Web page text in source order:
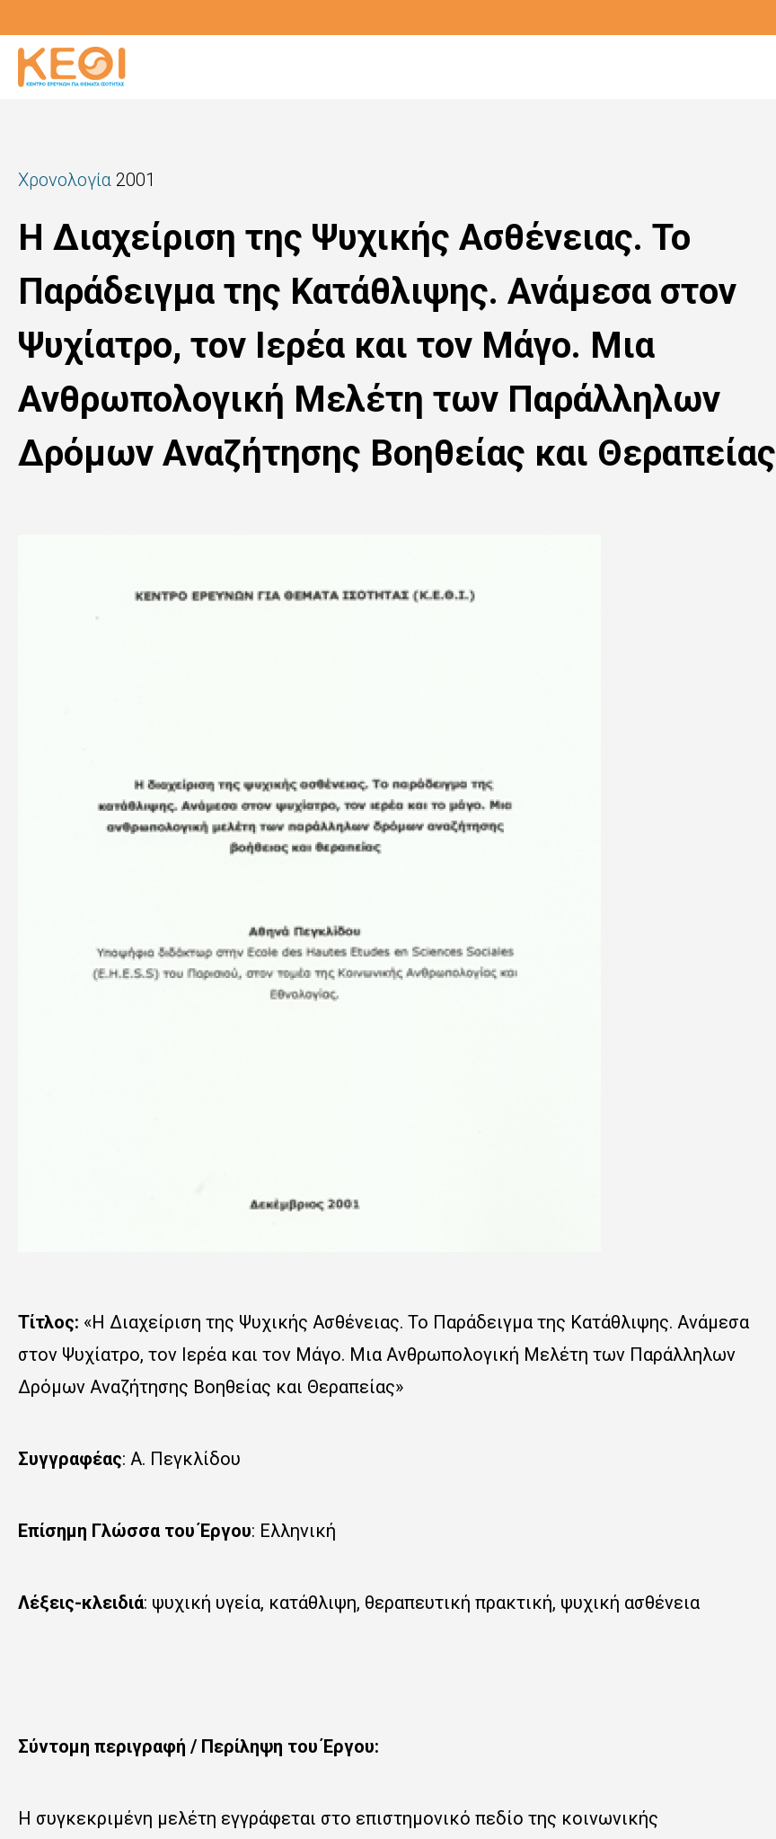
προς
το
Χρονολογία 2001
Η Διαχείριση της Ψυχικής Ασθένειας. Το
Παράδειγμα της Κατάθλιψης. Ανάμεσα στον
Ψυχίατρο, τον Ιερέα και τον Μάγο. Μια
Ανθρωπολογική Μελέτη των Παράλληλων
Δρόμων Αναζήτησης Βοηθείας και Θεραπείας
Τίτλος: «Η Διαχείριση της Ψυχικής Ασθένειας. Το Παράδειγμα της Κατάθλιψης. Ανάμεσα
στον Ψυχίατρο, τον Ιερέα και τον Μάγο. Μια Ανθρωπολογική Μελέτη των Παράλληλων
Δρόμων Αναζήτησης Βοηθείας και Θεραπείας»
Συγγραφέας: Α. Πεγκλίδου
Επίσημη Γλώσσα του Έργου: Ελληνική
Λέξεις-κλειδιά: ψυχική υγεία, κατάθλιψη, θεραπευτική πρακτική, ψυχική ασθένεια
Σύντομη περιγραφή / Περίληψη του Έργου:
Η συγκεκριμένη μελέτη εγγράφεται στο επιστημονικό πεδίο της κοινωνικής